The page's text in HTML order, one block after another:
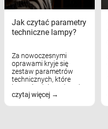
Jak czytać parametry
techniczne lampy?
Za nowoczesnymi
oprawami kryje się
zestaw parametrów
technicznych, które
bezpośrednio wpływają
na komfort widzenia,
czytaj więcej